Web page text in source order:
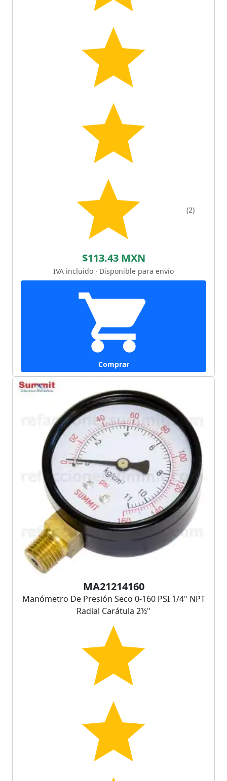
(2)
$113.43 MXN
IVA incluido · Disponible para envío
Comprar
MA21214160
Manómetro De Presión Seco 0-160 PSI 1/4" NPT
Radial Carátula 2½"